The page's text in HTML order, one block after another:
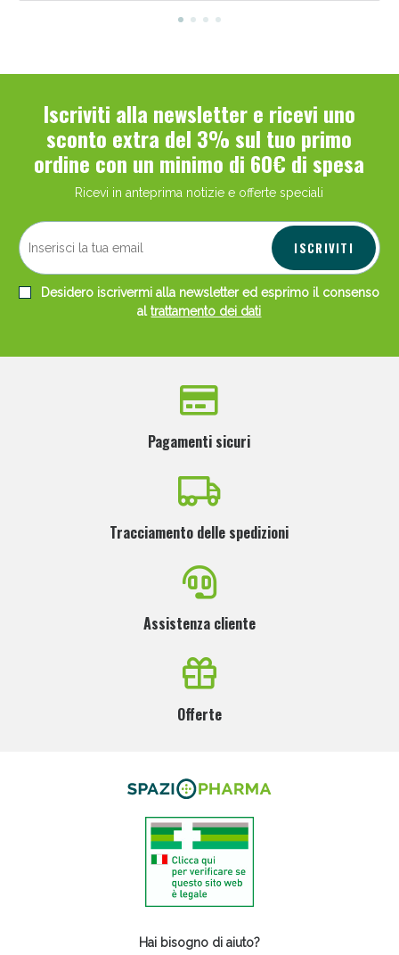
Iscriviti alla newsletter e ricevi uno
sconto extra del 3% sul tuo primo
ordine con un minimo di 60€ di spesa
Ricevi in anteprima notizie e offerte speciali
ISCRIVITI
Desidero iscrivermi alla newsletter ed esprimo il consenso
altrattamento dei dati
Pagamenti sicuri
Tracciamento delle spedizioni
Assistenza cliente
Offerte
Hai bisogno di aiuto?